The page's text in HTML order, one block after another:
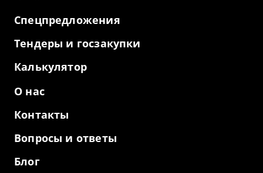
Спецпредложения
Тендеры и госзакупки
Калькулятор
О нас
Контакты
Вопросы и ответы
Блог